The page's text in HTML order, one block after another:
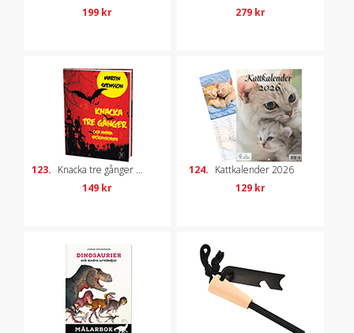
199 kr
279 kr
123. Knacka tre gånger och andra spökhistorier
149 kr
124. Kattkalender 2026
129 kr